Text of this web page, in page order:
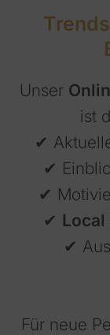
Unser
ist
✔
✔
✔
✔
✔
Für neue